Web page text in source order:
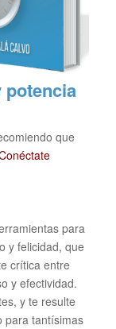
potencia
que
para
y felicidad, que
crítica entre
y efectividad.
y te resulte
para tantísimas